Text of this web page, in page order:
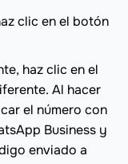
clic en el botón
haz clic en el
Al hacer
el número con
Business y
enviado a